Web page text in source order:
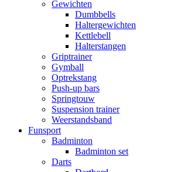
Gewichten
Dumbbells
Haltergewichten
Kettlebell
Halterstangen
Griptrainer
Gymball
Optrekstang
Push-up bars
Springtouw
Suspension trainer
Weerstandsband
Funsport
Badminton
Badminton set
Darts